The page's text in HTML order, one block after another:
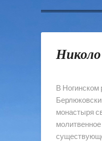
В Ногинском
монастыря